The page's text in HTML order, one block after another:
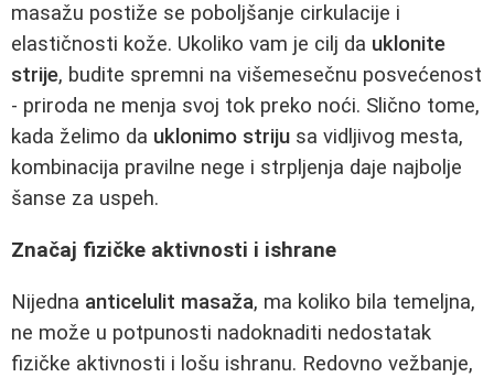
masažu postiže se poboljšanje cirkulacije i
elastičnosti kože. Ukoliko vam je cilj da uklonite
strije, budite spremni na višemesečnu posvećenost
- priroda ne menja svoj tok preko noći. Slično tome,
kada želimo da uklonimo striju sa vidljivog mesta,
kombinacija pravilne nege i strpljenja daje najbolje
šanse za uspeh.
Značaj fizičke aktivnosti i ishrane
Nijedna anticelulit masaža, ma koliko bila temeljna,
ne može u potpunosti nadoknaditi nedostatak
fizičke aktivnosti i lošu ishranu. Redovno vežbanje,